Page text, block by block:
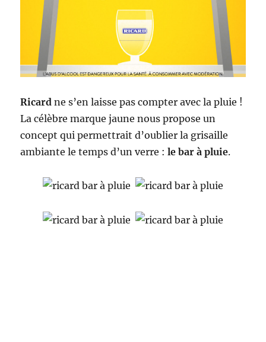
Ricard ne s’en laisse pas compter avec la pluie !
La célèbre marque jaune nous propose un
concept qui permettrait d’oublier la grisaille
ambiante le temps d’un verre :le bar à pluie.